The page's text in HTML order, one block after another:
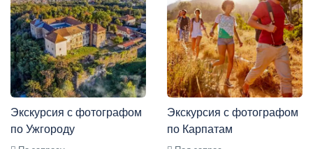
Экскурсия с фотографом
по Ужгороду
Экскурсия с фотографом
по Карпатам